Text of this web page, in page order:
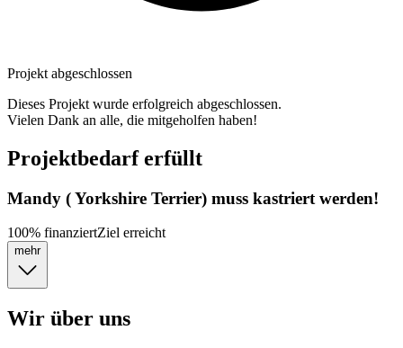
Projekt abgeschlossen
Dieses Projekt wurde erfolgreich abgeschlossen.
Vielen Dank an alle, die mitgeholfen haben!
Projektbedarf erfüllt
Mandy ( Yorkshire Terrier) muss kastriert werden!
100% finanziertZiel erreicht
mehr
Wir über uns